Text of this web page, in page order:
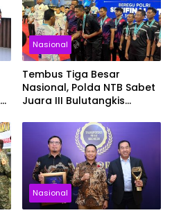
Nasional
Tembus Tiga Besar
Nasional, Polda NTB Sabet
Juara III Bulutangkis
Nasional